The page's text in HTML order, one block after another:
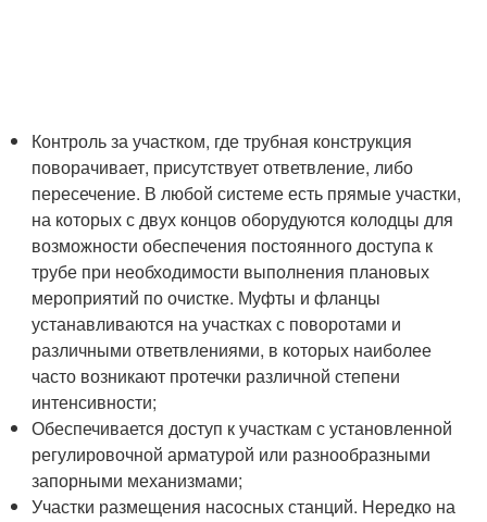
Контроль за участком, где трубная конструкция
поворачивает, присутствует ответвление, либо
пересечение. В любой системе есть прямые участки,
на которых с двух концов оборудуются колодцы для
возможности обеспечения постоянного доступа к
трубе при необходимости выполнения плановых
мероприятий по очистке. Муфты и фланцы
устанавливаются на участках с поворотами и
различными ответвлениями, в которых наиболее
часто возникают протечки различной степени
интенсивности;
Обеспечивается доступ к участкам с установленной
регулировочной арматурой или разнообразными
запорными механизмами;
Участки размещения насосных станций. Нередко на